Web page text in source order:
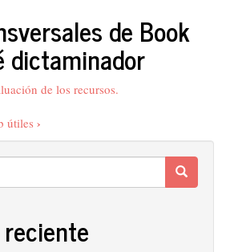
de Book
dictaminador
de los recursos.
útiles ›
Search